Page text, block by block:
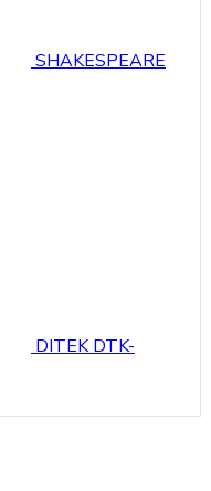
SHAKESPEARE
DITEK DTK-